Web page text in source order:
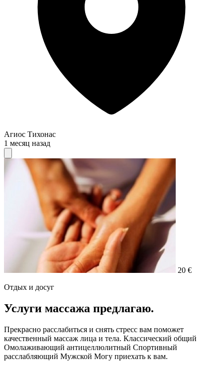
Агиос Тихонас
1 месяц назад
20 €
Отдых и досуг
Услуги массажа предлагаю.
Прекрасно расслабиться и снять стресс вам поможет
качественный массаж лица и тела. Классический общий
Омолаживающий антицеллюлитный Спортивный
расслабляющий Мужской Могу приехать к вам.